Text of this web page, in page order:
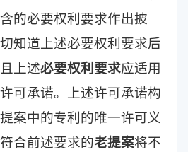
的必要权利要求作出披
知道上述必要权利要求后
上述必要权利要求应适用
可承诺。上述许可承诺构
案中的专利的唯一许可义
合前述要求的老提案将不